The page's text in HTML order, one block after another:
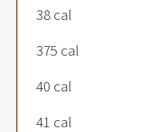
38 cal
375 cal
40 cal
41 cal